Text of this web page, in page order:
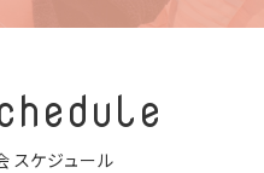
スケジュール